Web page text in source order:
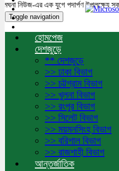
নিউজ-এর এক যুগে পদার্পণ উপলক্ষ্যে সকল
Toggle navigation
হোমপেজ
দেশজুড়ে
** দেশজুড়ে
>> ঢাকা বিভাগ
>> চট্টগ্রাম বিভাগ
>> খুলনা বিভাগ
>> রংপুর বিভাগ
>> সিলেট বিভাগ
>> ময়মনসিংহ বিভাগ
>> বরিশাল বিভাগ
>> রাজশাহী বিভাগ
আন্তর্জাতিক